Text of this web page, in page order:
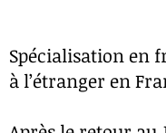
Spécialisation en
à l’étranger en